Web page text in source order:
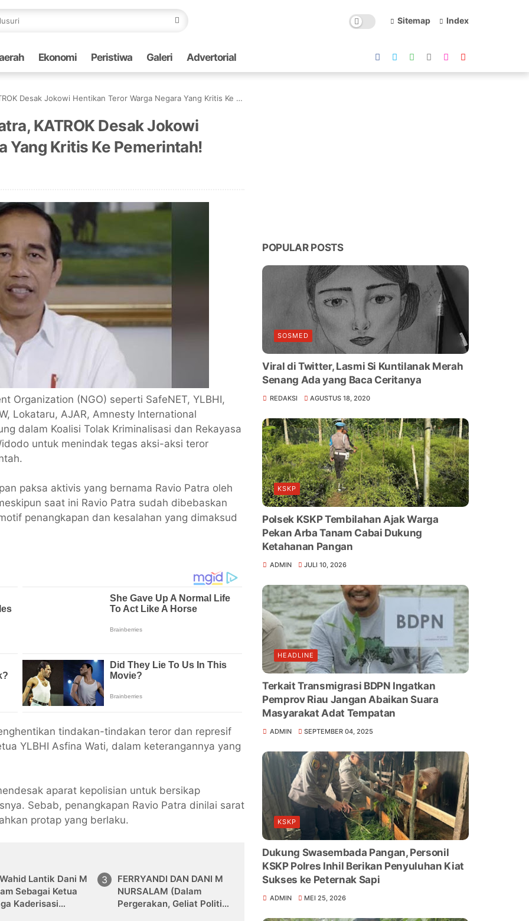
Sitemap Index
Ekonomi Peristiwa Galeri Advertorial
Desak Jokowi Hentikan Teror Warga Negara Yang Kritis Ke Pemerintah!
KATROK Desak Jokowi
Yang Kritis Ke Pemerintah!
Organization (NGO) seperti SafeNET, YLBHI,
Lokataru, AJAR, Amnesty International
dalam Koalisi Tolak Kriminalisasi dan Rekayasa
untuk menindak tegas aksi-aksi teror
paksa aktivis yang bernama Ravio Patra oleh
saat ini Ravio Patra sudah dibebaskan
penangkapan dan kesalahan yang dimaksud
tindakan-tindakan teror dan represif
YLBHI Asfina Wati, dalam keterangannya yang
aparat kepolisian untuk bersikap
Sebab, penangkapan Ravio Patra dinilai sarat
protap yang berlaku.
Lantik Dani M
Sebagai Ketua
Kaderisasi
FERRYANDI DAN DANI M
NURSALAM (Dalam
Pergerakan, Geliat Politik
POPULAR POSTS
SOSMED
Viral di Twitter, Lasmi Si Kuntilanak Merah
Senang Ada yang Baca Ceritanya
REDAKSI AGUSTUS 18, 2020
KSKP
Polsek KSKP Tembilahan Ajak Warga
Pekan Arba Tanam Cabai Dukung
Ketahanan Pangan
ADMIN JULI 10, 2026
HEADLINE
Terkait Transmigrasi BDPN Ingatkan
Pemprov Riau Jangan Abaikan Suara
Masyarakat Adat Tempatan
ADMIN SEPTEMBER 04, 2025
KSKP
Dukung Swasembada Pangan, Personil
KSKP Polres Inhil Berikan Penyuluhan Kiat
Sukses ke Peternak Sapi
ADMIN MEI 25, 2026